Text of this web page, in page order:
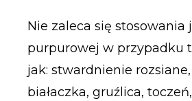
Nie zaleca się stosowania
purpurowej w przypadku
jak: stwardnienie rozsiane,
białaczka, gruźlica,